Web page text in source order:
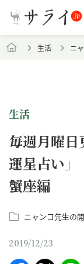
生活 ニ
生活
毎週月曜日
運星占い
蟹座編
ニャンコ先生の
2019/12/23